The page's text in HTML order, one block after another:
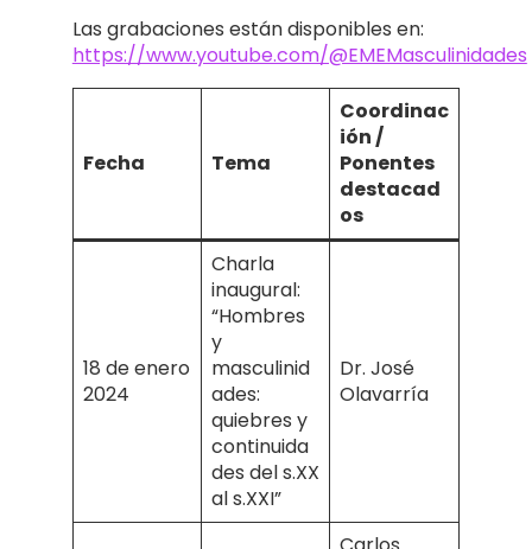
Las grabaciones están disponibles en:
https://www.youtube.com/@EMEMasculinidades
Fecha Tema
Coordinac
ión /
Ponentes
destacad
os
18 de enero
2024
Charla
inaugural:
“Hombres
y
masculinid
ades:
quiebres y
continuida
des del s.XX
al s.XXI”
Dr. José
Olavarría